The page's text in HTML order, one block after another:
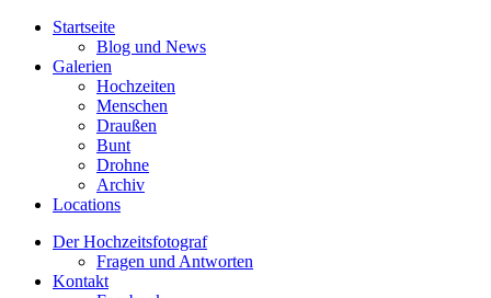
Startseite
Blog und News
Galerien
Hochzeiten
Menschen
Draußen
Bunt
Drohne
Archiv
Locations
Der Hochzeitsfotograf
Fragen und Antworten
Kontakt